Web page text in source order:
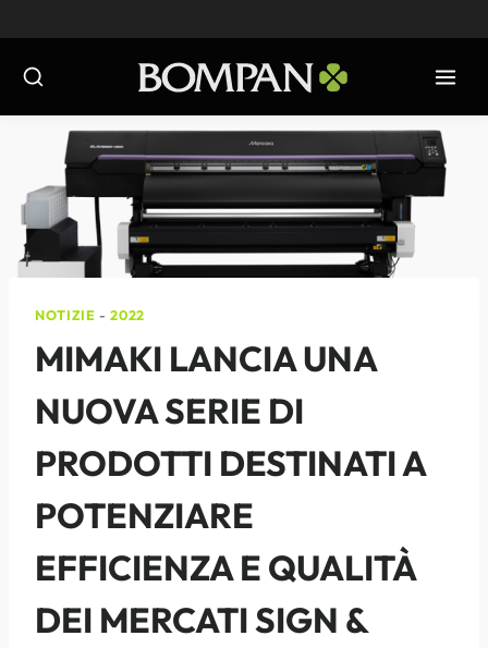
al
contenuto
NOTIZIE -2022
MIMAKI LANCIA UNA
NUOVA SERIE DI
PRODOTTI DESTINATI A
POTENZIARE
EFFICIENZA E QUALITÀ
DEI MERCATI SIGN &